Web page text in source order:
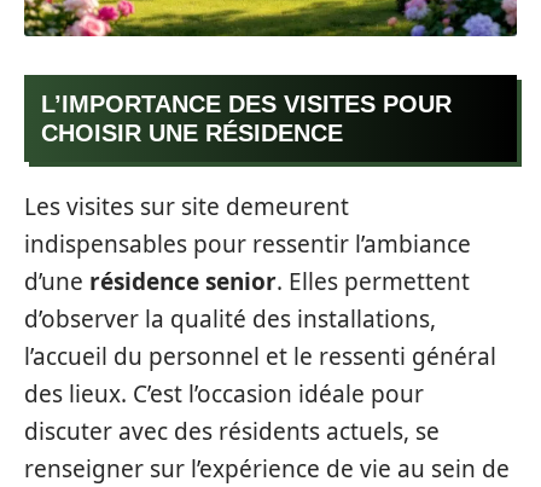
L’IMPORTANCE DES VISITES POUR
CHOISIR UNE RÉSIDENCE
Les visites sur site demeurent
indispensables pour ressentir l’ambiance
d’une résidence senior. Elles permettent
d’observer la qualité des installations,
l’accueil du personnel et le ressenti général
des lieux. C’est l’occasion idéale pour
discuter avec des résidents actuels, se
renseigner sur l’expérience de vie au sein de